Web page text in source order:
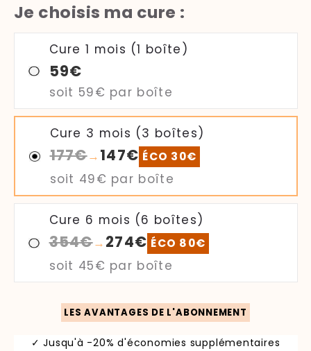
Je choisis ma cure :
Cure 1 mois (1 boîte)
59€
soit 59€ par boîte
Cure 3 mois (3 boîtes)
177€→ 147€ ÉCO 30€
soit 49€ par boîte
Cure 6 mois (6 boîtes)
354€→ 274€ ÉCO 80€
soit 45€ par boîte
LES AVANTAGES DE L'ABONNEMENT
✓ Jusqu'à -20% d'économies supplémentaires